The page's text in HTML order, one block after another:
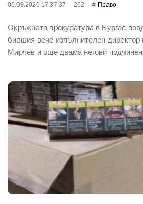
06.08.2026 17:37:37 262 Право
Окръжната прокуратура в Бургас
бившия вече изпълнителен
Мирчев и още двама негови